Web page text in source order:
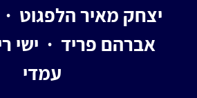
יצחק מאיר הלפגוט
אברהם פריד · ישי
עמדי